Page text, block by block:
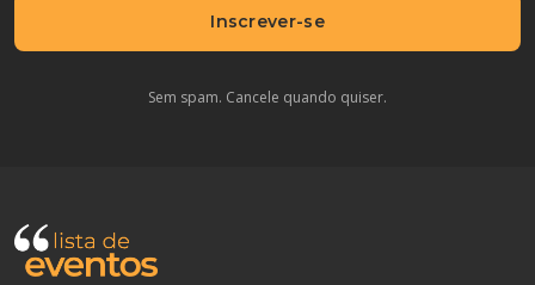
Inscrever-se
Sem spam. Cancele quando quiser.